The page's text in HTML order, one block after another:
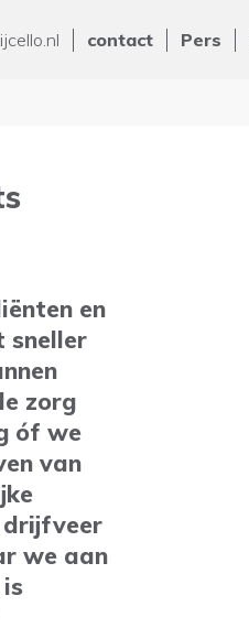
contact Pers
ANBI
De Ring 14
5261 LM Vught
Postbus 231
088 - 345 10 00
info@cello-zorg.nl
en
sneller
zorg
óf we
van
drijfveer
we aan